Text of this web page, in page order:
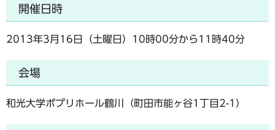
開催日時
2013年3月16日（土曜日）10時00分から11時40分
会場
和光大学ポプリホール鶴川（町田市能ヶ谷1丁目2-1）